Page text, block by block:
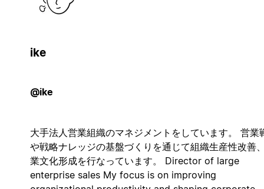
ike
@ike
大手法人営業組織のマネジメントをしています。 営業
や戦略ナレッジの基盤づくりを通じて組織生産性改善
業文化形成を行なっています。 Director of large
enterprise sales My focus is on improving